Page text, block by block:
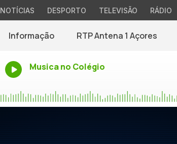
NOTÍCIAS DESPORTO TELEVISÃO RÁDIO
Informação RTP Antena 1 Açores
Musica no Colégio